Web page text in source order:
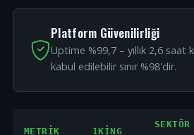
Platform Güvenilirliği
Uptime %99,7 – yıllık 2,6 saat
kabul edilebilir sınır %98'dir.
METRIK 1KING
SEKTÖR